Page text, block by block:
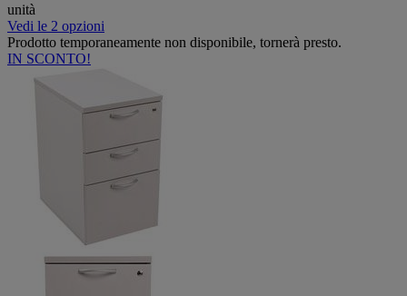
unità
Vedi le 2 opzioni
Prodotto temporaneamente non disponibile, tornerà presto.
IN SCONTO!